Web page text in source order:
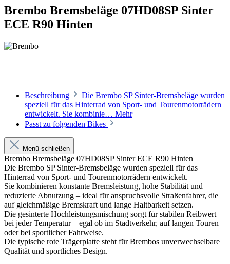
Brembo Bremsbeläge 07HD08SP Sinter
ECE R90 Hinten
Beschreibung
Die Brembo SP Sinter-Bremsbeläge wurden
speziell für das Hinterrad von Sport- und Tourenmotorrädern
entwickelt. Sie kombinie… Mehr
Passt zu folgenden Bikes
Menü schließen
Brembo Bremsbeläge 07HD08SP Sinter ECE R90 Hinten
Die Brembo SP Sinter-Bremsbeläge wurden speziell für das
Hinterrad von Sport- und Tourenmotorrädern entwickelt.
Sie kombinieren konstante Bremsleistung, hohe Stabilität und
reduzierte Abnutzung – ideal für anspruchsvolle Straßenfahrer, die
auf gleichmäßige Bremskraft und lange Haltbarkeit setzen.
Die gesinterte Hochleistungsmischung sorgt für stabilen Reibwert
bei jeder Temperatur – egal ob im Stadtverkehr, auf langen Touren
oder bei sportlicher Fahrweise.
Die typische rote Trägerplatte steht für Brembos unverwechselbare
Qualität und sportliches Design.